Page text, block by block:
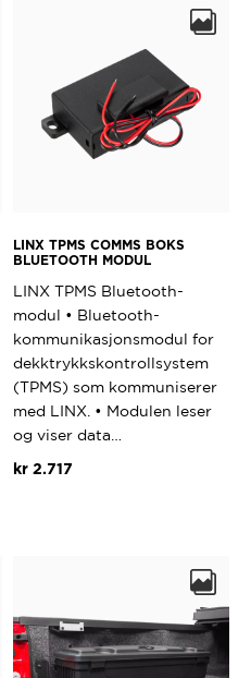
varianter.
kan
velges
på
LINX TPMS COMMS BOKS
BLUETOOTH MODUL
LINX TPMS Bluetooth-
modul • Bluetooth-
kommunikasjonsmodul for
dekktrykkskontrollsystem
(TPMS) som kommuniserer
med LINX. • Modulen leser
og viser data…
kr 2.717